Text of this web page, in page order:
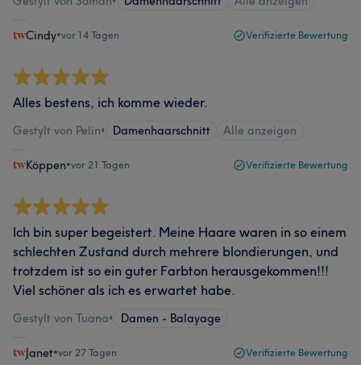
Cindy•vor 14 Tagen Verifizierte Bewertung
Alles bestens, ich komme wieder.
Gestylt von Pelin• Damenhaarschnitt Alle anzeigen
Köppen•vor 21 Tagen Verifizierte Bewertung
Ich bin super begeistert. Meine Haare waren in so einem
schlechten Zustand durch mehrere blondierungen, und
trotzdem ist so ein guter Farbton herausgekommen!!!
Viel schöner als ich es erwartet habe.
Gestylt von Tuana• Damen - Balayage
Janet•vor 27 Tagen Verifizierte Bewertung